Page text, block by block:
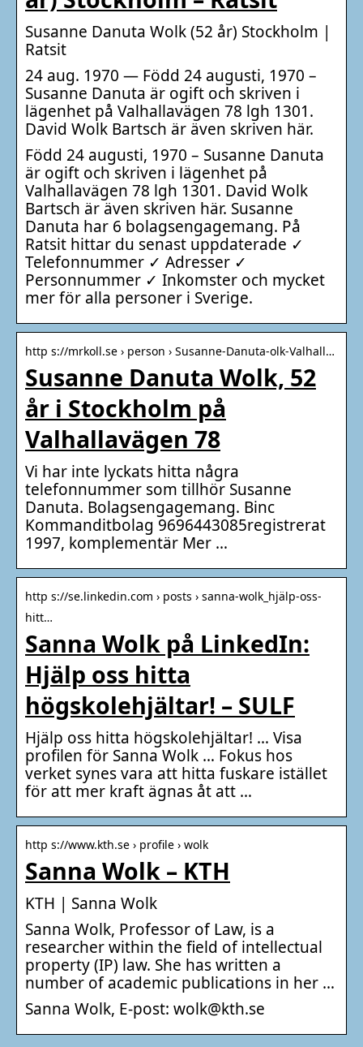
Susanne Danuta Wolk (52 år) Stockholm |
Ratsit
24 aug. 1970 — Född 24 augusti, 1970 –
Susanne Danuta är ogift och skriven i
lägenhet på Valhallavägen 78 lgh 1301.
David Wolk Bartsch är även skriven här.
Född 24 augusti, 1970 – Susanne Danuta
är ogift och skriven i lägenhet på
Valhallavägen 78 lgh 1301. David Wolk
Bartsch är även skriven här. Susanne
Danuta har 6 bolagsengagemang. På
Ratsit hittar du senast uppdaterade ✓
Telefonnummer ✓ Adresser ✓
Personnummer ✓ Inkomster och mycket
mer för alla personer i Sverige.
http s://mrkoll.se › person › Susanne-Danuta-olk-Valhall…
Susanne Danuta Wolk, 52
år i Stockholm på
Valhallavägen 78
Vi har inte lyckats hitta några
telefonnummer som tillhör Susanne
Danuta. Bolagsengagemang. Binc
Kommanditbolag 9696443085registrerat
1997, komplementär Mer …
http s://se.linkedin.com › posts › sanna-wolk_hjälp-oss-
hitt…
Sanna Wolk på LinkedIn:
Hjälp oss hitta
högskolehjältar! – SULF
Hjälp oss hitta högskolehjältar! … Visa
profilen för Sanna Wolk … Fokus hos
verket synes vara att hitta fuskare istället
för att mer kraft ägnas åt att …
http s://www.kth.se › profile › wolk
Sanna Wolk – KTH
KTH | Sanna Wolk
Sanna Wolk, Professor of Law, is a
researcher within the field of intellectual
property (IP) law. She has written a
number of academic publications in her …
Sanna Wolk, E-post: wolk@kth.se